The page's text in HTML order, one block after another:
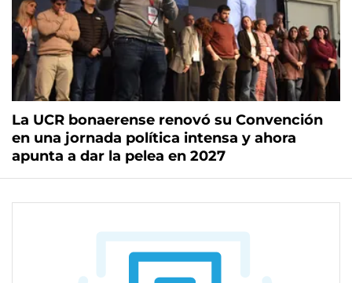
La UCR bonaerense renovó su Convención
en una jornada política intensa y ahora
apunta a dar la pelea en 2027